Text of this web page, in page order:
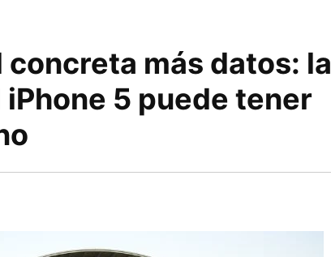
más datos: la
5 puede tener